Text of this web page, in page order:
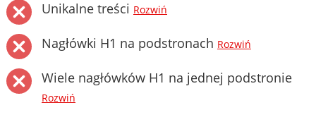
Unikalne treści Rozwiń
Nagłówki H1 na podstronach Rozwiń
Wiele nagłówków H1 na jednej podstronie
Rozwiń